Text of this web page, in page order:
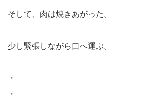
そして、肉は焼きあがった。
少し緊張しながら口へ運ぶ。
・